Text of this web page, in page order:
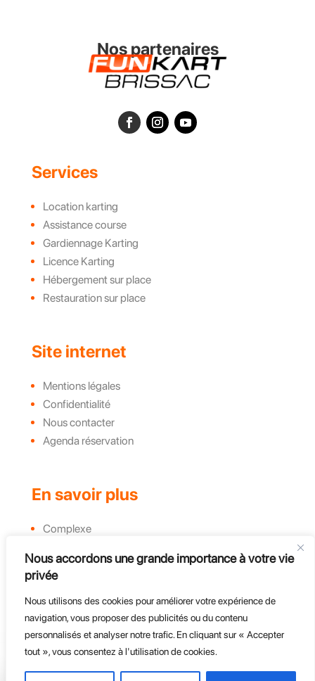
Nous accordons une grande importance à votre vie
privée
Nous utilisons des cookies pour améliorer votre expérience de
navigation, vous proposer des publicités ou du contenu
personnalisés et analyser notre trafic. En cliquant sur « Accepter
tout », vous consentez à l'utilisation de cookies.
Nos partenaires
Services
Location karting
Assistance course
Gardiennage Karting
Licence Karting
Hébergement sur place
Restauration sur place
Site internet
Mentions légales
Confidentialité
Nous contacter
Agenda réservation
En savoir plus
Complexe
Challenges
Groupe, CE et Entreprises
Course d'endurance